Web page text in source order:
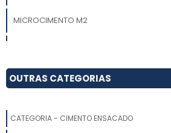
MICROCIMENTO M2
MICROCIMENTO QUANTO CUSTA E ONDE
OUTRAS CATEGORIAS
CATEGORIA - CIMENTO ENSACADO